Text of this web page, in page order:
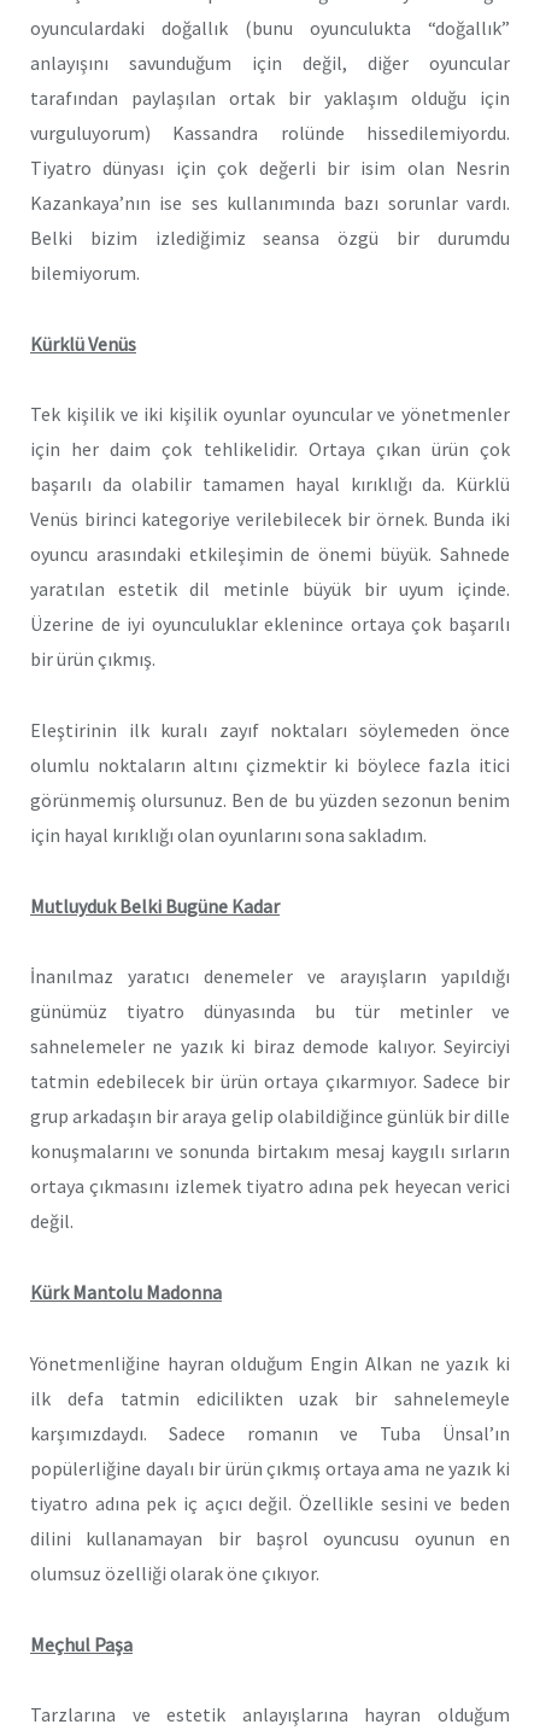
oyunculardaki doğallık (bunu oyunculukta “doğallık”
anlayışını savunduğum için değil, diğer oyuncular
tarafından paylaşılan ortak bir yaklaşım olduğu için
vurguluyorum) Kassandra rolünde hissedilemiyordu.
Tiyatro dünyası için çok değerli bir isim olan Nesrin
Kazankaya’nın ise ses kullanımında bazı sorunlar vardı.
Belki bizim izlediğimiz seansa özgü bir durumdu
bilemiyorum.
Kürklü Venüs
Tek kişilik ve iki kişilik oyunlar oyuncular ve yönetmenler
için her daim çok tehlikelidir. Ortaya çıkan ürün çok
başarılı da olabilir tamamen hayal kırıklığı da. Kürklü
Venüs birinci kategoriye verilebilecek bir örnek. Bunda iki
oyuncu arasındaki etkileşimin de önemi büyük. Sahnede
yaratılan estetik dil metinle büyük bir uyum içinde.
Üzerine de iyi oyunculuklar eklenince ortaya çok başarılı
bir ürün çıkmış.
Eleştirinin ilk kuralı zayıf noktaları söylemeden önce
olumlu noktaların altını çizmektir ki böylece fazla itici
görünmemiş olursunuz. Ben de bu yüzden sezonun benim
için hayal kırıklığı olan oyunlarını sona sakladım.
Mutluyduk Belki Bugüne Kadar
İnanılmaz yaratıcı denemeler ve arayışların yapıldığı
günümüz tiyatro dünyasında bu tür metinler ve
sahnelemeler ne yazık ki biraz demode kalıyor. Seyirciyi
tatmin edebilecek bir ürün ortaya çıkarmıyor. Sadece bir
grup arkadaşın bir araya gelip olabildiğince günlük bir dille
konuşmalarını ve sonunda birtakım mesaj kaygılı sırların
ortaya çıkmasını izlemek tiyatro adına pek heyecan verici
değil.
Kürk Mantolu Madonna
Yönetmenliğine hayran olduğum Engin Alkan ne yazık ki
ilk defa tatmin edicilikten uzak bir sahnelemeyle
karşımızdaydı. Sadece romanın ve Tuba Ünsal’ın
popülerliğine dayalı bir ürün çıkmış ortaya ama ne yazık ki
tiyatro adına pek iç açıcı değil. Özellikle sesini ve beden
dilini kullanamayan bir başrol oyuncusu oyunun en
olumsuz özelliği olarak öne çıkıyor.
Meçhul Paşa
Tarzlarına ve estetik anlayışlarına hayran olduğum